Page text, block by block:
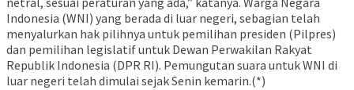
Indonesia (WNI) yang berada di luar negeri, sebagian telah
menyalurkan hak pilihnya untuk pemilihan presiden (Pilpres)
dan pemilihan legislatif untuk Dewan Perwakilan Rakyat
Republik Indonesia (DPR RI). Pemungutan suara untuk WNI di
luar negeri telah dimulai sejak Senin kemarin.(*)